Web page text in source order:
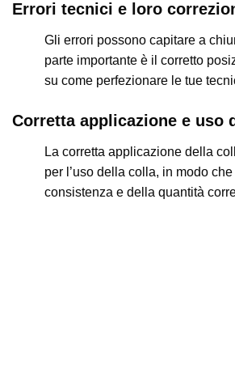
Errori tecnici e loro
Gli errori possono capitare a
parte importante è il corretto
su come perfezionare le tue
Corretta applicazione e uso
La corretta applicazione della
per l’uso della colla, in modo
consistenza e della quantità